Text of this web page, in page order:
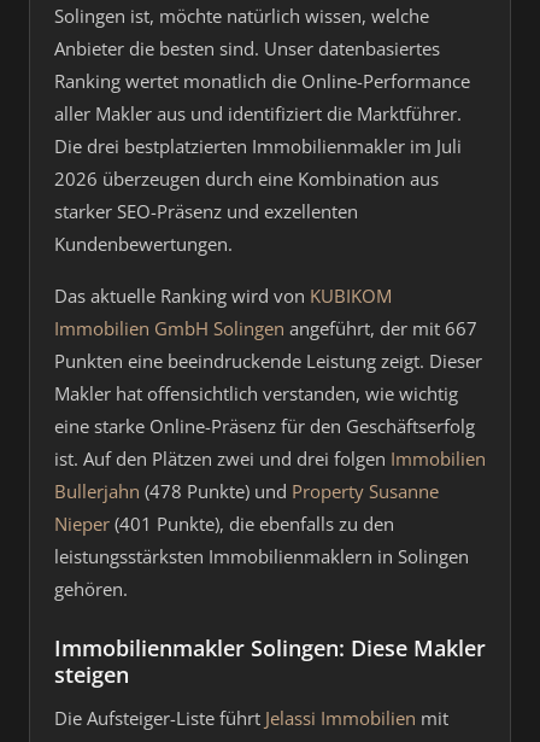
Solingen ist, möchte natürlich wissen, welche
Anbieter die besten sind. Unser datenbasiertes
Ranking wertet monatlich die Online-Performance
aller Makler aus und identifiziert die Marktführer.
Die drei bestplatzierten Immobilienmakler im Juli
2026 überzeugen durch eine Kombination aus
starker SEO-Präsenz und exzellenten
Kundenbewertungen.
Das aktuelle Ranking wird von KUBIKOM
Immobilien GmbH Solingen angeführt, der mit 667
Punkten eine beeindruckende Leistung zeigt. Dieser
Makler hat offensichtlich verstanden, wie wichtig
eine starke Online-Präsenz für den Geschäftserfolg
ist. Auf den Plätzen zwei und drei folgen Immobilien
Bullerjahn (478 Punkte) und Property Susanne
Nieper (401 Punkte), die ebenfalls zu den
leistungsstärksten Immobilienmaklern in Solingen
gehören.
Immobilienmakler Solingen: Diese Makler
steigen
Die Aufsteiger-Liste führt Jelassi Immobilien mit